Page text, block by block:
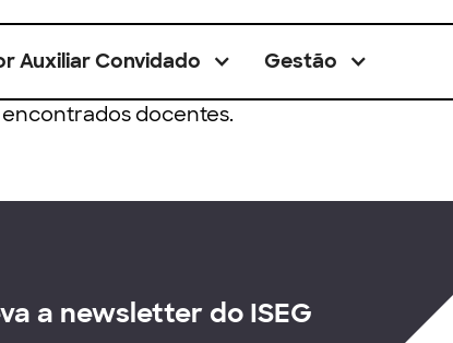
Auxiliar Convidado Gestão
docentes.
a newsletter do ISEG